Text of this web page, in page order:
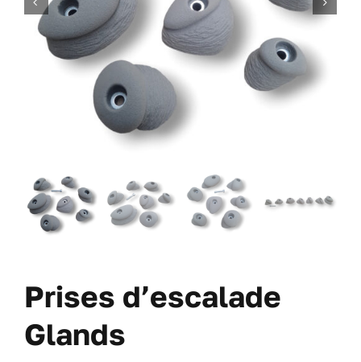
DES OFFRES
À PROPOS DE NOUS
BLOG
CARRITO
Prises d’escalade
Glands